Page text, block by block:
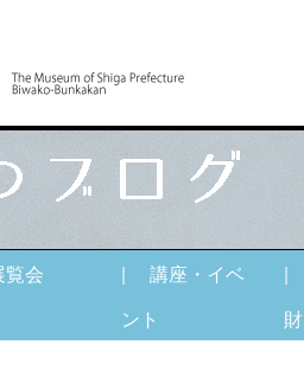
会
| 講座・イベ
ント
|
財